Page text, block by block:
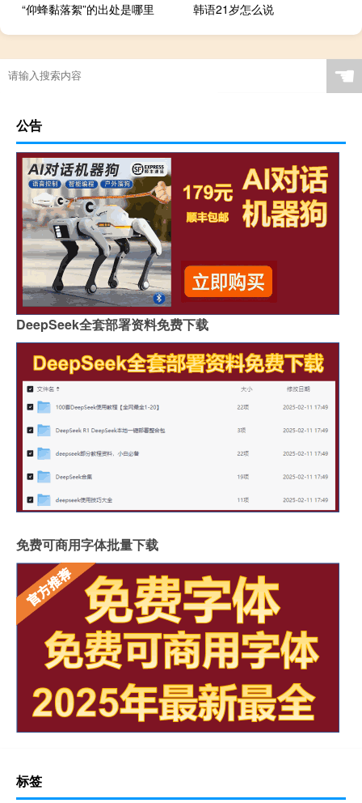
“仰蜂黏落絮”的出处是哪里
韩语21岁怎么说
☚
公告
DeepSeek全套部署资料免费下载
免费可商用字体批量下载
标签